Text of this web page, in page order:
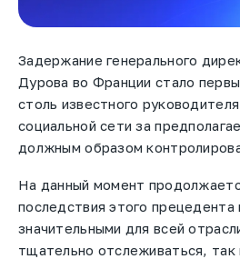
Задержание генерального
Дурова во Франции стало
столь известного
социальной сети за
должным образом
На данный момент
последствия этого прецедента
значительными для всей
тщательно отслеживаться,